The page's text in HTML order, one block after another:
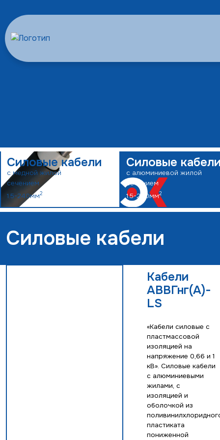
Силовые кабели
с медной жилой
сечением
1.5-240мм2
Силовые
с алюминиевой жилой
сечением
1.5-240мм2
Силовые кабели
Кабели
АВВГнг(А)-
LS
«Кабели силовые с
пластмассовой
изоляцией на
напряжение 0,66 и 1
кВ». Силовые кабели
с алюминиевыми
жилами, с
изоляцией и
оболочкой из
пластиката
пониженной